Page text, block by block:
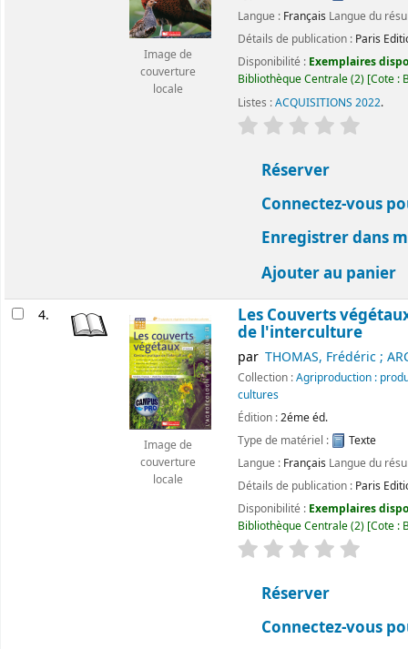
Image de
couverture
locale
Langue : Français Langue du
Détails de publication : Paris
Disponibilité : Exemplaires
Bibliothèque Centrale(2) Cote :
Listes :ACQUISITIONS 2022.
évaluation
Réserver
Connectez-vous
Enregistrer dans
Ajouter au panier
4.
Image de
couverture
locale
Les Couverts
de l'interculture
par THOMAS, Frédéric ;
Collection :Agriproduction :
cultures
Édition :2éme éd.
Type de matériel :
Texte
Langue : Français Langue du
Détails de publication : Paris
Disponibilité : Exemplaires
Bibliothèque Centrale(2) Cote :
évaluation
Réserver
Connectez-vous